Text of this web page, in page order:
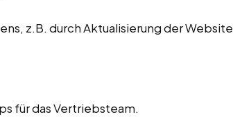
z.B. durch Aktualisierung der Website
für das Vertriebsteam.